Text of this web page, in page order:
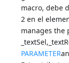
macro, debe
2 en el
manages the
PARAMETER